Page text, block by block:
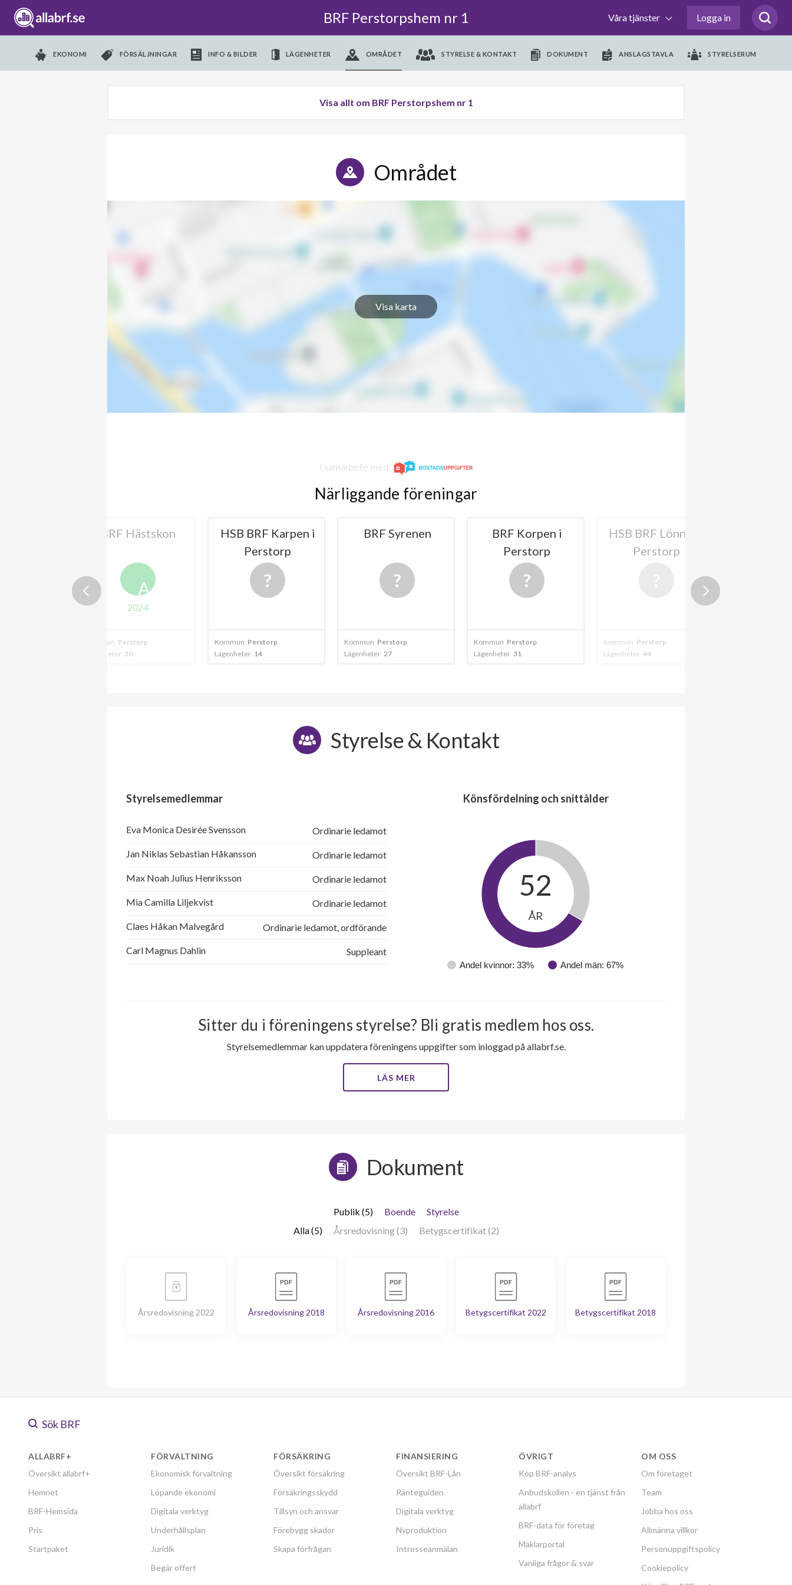
BRF Perstorpshem nr 1 Våra tjänster Logga in
EKONOMI FÖRSÄLJNINGAR INFO & BILDER LÄGENHETER OMRÅDET STYRELSE & KONTAKT DOKUMENT ANSLAGSTAVLA STYRELSERUM
Visa allt om BRF Perstorpshem nr 1
Området
Visa karta
I samarbete med
Närliggande föreningar
BRF Hästskon
A
2024
Kommun Perstorp
Lägenheter 30
HSB BRF Karpen i
Perstorp
Kommun Perstorp
Lägenheter 14
BRF Syrenen
Kommun Perstorp
Lägenheter 27
BRF Korpen i
Perstorp
Kommun Perstorp
Lägenheter 31
HSB BRF Lönnen i
Perstorp
Kommun Perstorp
Lägenheter 44
Styrelse & Kontakt
Styrelsemedlemmar
Eva Monica Desirée Svensson Ordinarie ledamot
Jan Niklas Sebastian Håkansson Ordinarie ledamot
Max Noah Julius Henriksson Ordinarie ledamot
Mia Camilla Liljekvist Ordinarie ledamot
Claes Håkan Malvegård Ordinarie ledamot, ordförande
Carl Magnus Dahlin Suppleant
Könsfördelning och snittålder
Andel kvinnor: 33% Andel män: 67%
52
ÅR
Sitter du i föreningens styrelse? Bli gratis medlem hos oss.
Styrelsemedlemmar kan uppdatera föreningens uppgifter som inloggad på allabrf.se.
LÄS MER
Dokument
Publik (5) Boende
Styrelse
Alla (5)
Årsredovisning (3) Betygscertifikat (2)
Årsredovisning 2022 Årsredovisning 2018 Årsredovisning 2016 Betygscertifikat 2022 Betygscertifikat 2018
Sök BRF
ALLABRF+
Översikt allabrf+
Hemnet
BRF-Hemsida
Pris
Startpaket
FÖRVALTNING
Ekonomisk förvaltning
Löpande ekonomi
Digitala verktyg
Underhållsplan
Juridik
Begär offert
FÖRSÄKRING
Översikt försäkring
Försäkringsskydd
Tillsyn och ansvar
Förebygg skador
Skapa förfrågan
FINANSIERING
Översikt BRF-Lån
Ränteguiden
Digitala verktyg
Nyproduktion
Intresseanmälan
ÖVRIGT
Köp BRF-analys
Anbudskollen - en tjänst från
allabrf
BRF-data för företag
Mäklarportal
Vanliga frågor & svar
OM OSS
Om företaget
Team
Jobba hos oss
Allmänna villkor
Personuppgiftspolicy
Cookiepolicy